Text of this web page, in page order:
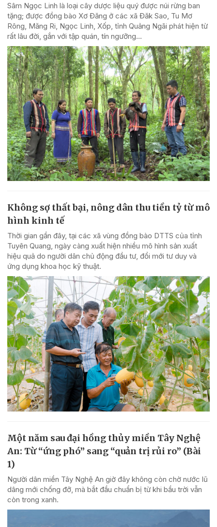
Sâm Ngọc Linh là loại cây dược liệu quý được núi rừng ban
tặng; được đồng bào Xơ Đăng ở các xã Đăk Sao, Tu Mơ
Rông, Măng Ri, Ngọc Linh, Xốp, tỉnh Quảng Ngãi phát hiện từ
rất lâu đời, gắn với tập quán, tín ngưỡng...
Không sợ thất bại, nông dân thu tiền tỷ từ mô
hình kinh tế
Thời gian gần đây, tại các xã vùng đồng bào DTTS của tỉnh
Tuyên Quang, ngày càng xuất hiện nhiều mô hình sản xuất
hiệu quả do người dân chủ động đầu tư, đổi mới tư duy và
ứng dụng khoa học kỹ thuật.
Một năm sau đại hồng thủy miền Tây Nghệ
An: Từ “ứng phó” sang “quản trị rủi ro” (Bài
1)
Người dân miền Tây Nghệ An giờ đây không còn chờ nước lũ
dâng mới chống đỡ, mà bắt đầu chuẩn bị từ khi bầu trời vẫn
còn trong xanh.